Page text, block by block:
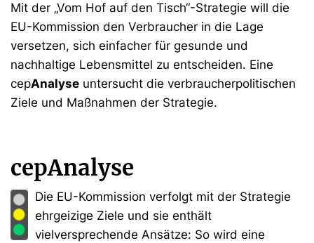
Mit der „Vom Hof auf den Tisch“-Strategie will die
EU-Kommission den Verbraucher in die Lage
versetzen, sich einfacher für gesunde und
nachhaltige Lebensmittel zu entscheiden. Eine
cepAnalyseuntersucht die verbraucherpolitischen
Ziele und Maßnahmen der Strategie.
cepAnalyse
Die EU-Kommission verfolgt mit der Strategie
ehrgeizige Ziele und sie enthält
vielversprechende Ansätze: So wird eine